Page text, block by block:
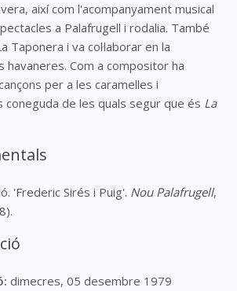
així com l'acompanyament musical
a Palafrugell i rodalia. També
Taponera i va col·laborar en la
havaneres. Com a compositor ha
per a les caramelles i
coneguda de les quals segur que és La
'Frederic Sirés i Puig'. Nou Palafrugell,
dimecres, 05 desembre 1979